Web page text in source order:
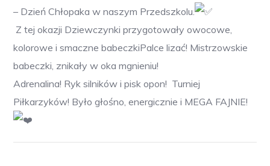
– Dzień Chłopaka w naszym Przedszkolu.
Z tej okazji Dziewczynki przygotowały owocowe,
kolorowe i smaczne babeczkiPalce lizać! Mistrzowskie
babeczki, znikały w oka mgnieniu!
Adrenalina! Ryk silników i pisk opon! Turniej
Piłkarzyków! Było głośno, energicznie i MEGA FAJNIE!